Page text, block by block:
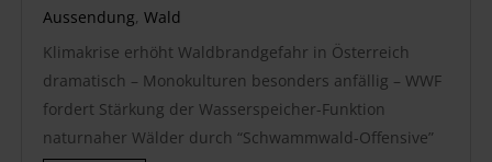
Aussendung, Wald
Klimakrise erhöht Waldbrandgefahr in Österreich
dramatisch – Monokulturen besonders anfällig – WWF
fordert Stärkung der Wasserspeicher-Funktion
naturnaher Wälder durch “Schwammwald-Offensive”